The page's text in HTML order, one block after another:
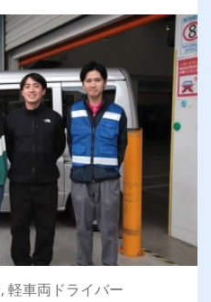
軽車両ドライバー